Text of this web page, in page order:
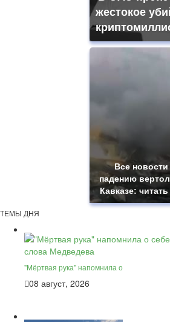
жестокое
Все новости
падению
Кавказе:
ТЕМЫ ДНЯ
"Мёртвая рука" напомнила о
08 август, 2026